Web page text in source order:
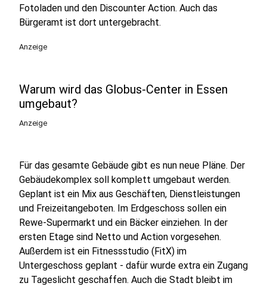
Fotoladen und den Discounter Action. Auch das
Bürgeramt ist dort untergebracht.
Anzeige
Warum wird das Globus-Center in Essen
umgebaut?
Anzeige
Für das gesamte Gebäude gibt es nun neue Pläne. Der
Gebäudekomplex soll komplett umgebaut werden.
Geplant ist ein Mix aus Geschäften, Dienstleistungen
und Freizeitangeboten. Im Erdgeschoss sollen ein
Rewe-Supermarkt und ein Bäcker einziehen. In der
ersten Etage sind Netto und Action vorgesehen.
Außerdem ist ein Fitnessstudio (FitX) im
Untergeschoss geplant - dafür wurde extra ein Zugang
zu Tageslicht geschaffen. Auch die Stadt bleibt im